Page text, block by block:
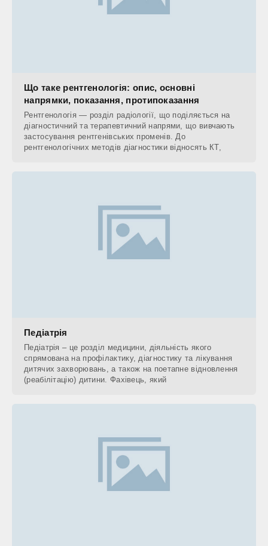
Що таке рентгенологія: опис, основні
напрямки, показання, протипоказання
Рентгенологія — розділ радіології, що поділяється на
діагностичний та терапевтичний напрями, що вивчають
застосування рентгенівських променів. До
рентгенологічних методів діагностики відносять КТ,
Педіатрія
Педіатрія – це розділ медицини, діяльність якого
спрямована на профілактику, діагностику та лікування
дитячих захворювань, а також на поетапне відновлення
(реабілітацію) дитини. Фахівець, який